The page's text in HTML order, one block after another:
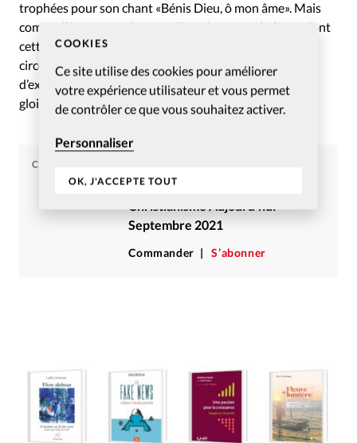
COOKIES
Ce site utilise des cookies pour améliorer
votre expérience utilisateur et vous permet
de contrôler ce que vous souhaitez activer.
Personnaliser
OK, J'ACCEPTE TOUT
trophées pour son chant «Bénis Dieu, ô mon âme». Mais
comme il le raconte dans son livre éponyme, la façon dont
cette musique encourage les chrétiens dans diverses
circonstances et épreuves - meurtre, maladie, peloton
d’exécution en Indonésie, etc. - supplante largement la
gloire terrestre et passagère attachée à ce chant.
CHRISTIANISME AUJOURD'HUI
Article tiré du numéro
Christianisme Aujourd’hui
Septembre 2021
Commander S’abonner